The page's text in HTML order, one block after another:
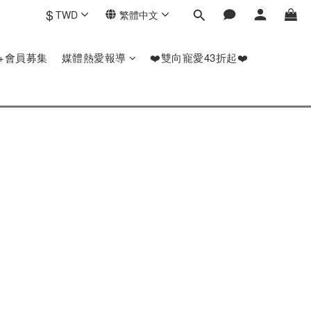
$TWD 繁體中文
會員募集 媒體熱愛報導 ❤️雙向寵愛43折起❤️